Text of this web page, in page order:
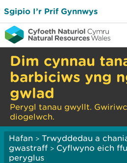
Sgipio I’r Prif Gynnwys
Dim cynnau
barbiciws yng
gwlad
Perygl tanau gwyllt.
diogelwch.
Hafan > Trwyddedau a
gwastraff > Cyflwyno eich
peryglus